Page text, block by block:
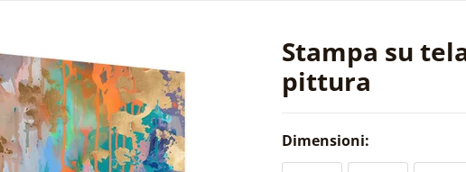
Stampa su
pittura
Dimensioni: